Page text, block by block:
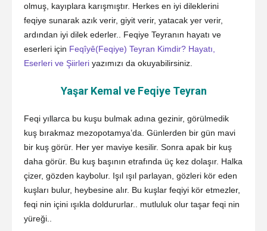
olmuş, kayıplara karışmıştır. Herkes en iyi dileklerini
feqiye sunarak azık verir, giyit verir, yatacak yer verir,
ardından iyi dilek ederler.. Feqiye Teyranın hayatı ve
eserleri için Feqîyê(Feqiye) Teyran Kimdir? Hayatı,
Eserleri ve Şiirleri yazımızı da okuyabilirsiniz.
Yaşar Kemal ve Feqiye Teyran
Feqi yıllarca bu kuşu bulmak adına gezinir, görülmedik
kuş bırakmaz mezopotamya’da. Günlerden bir gün mavi
bir kuş görür. Her yer maviye kesilir. Sonra apak bir kuş
daha görür. Bu kuş başının etrafında üç kez dolaşır. Halka
çizer, gözden kaybolur. Işıl ışıl parlayan, gözleri kör eden
kuşları bulur, heybesine alır. Bu kuşlar feqiyi kör etmezler,
feqi nin içini ışıkla doldururlar.. mutluluk olur taşar feqi nin
yüreği..